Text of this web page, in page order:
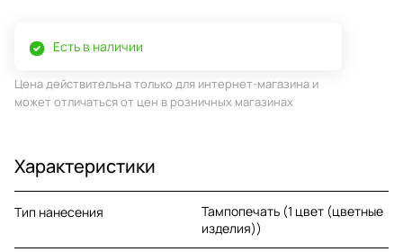
Есть в наличии
Цена действительна только для интернет-магазина и
может отличаться от цен в розничных магазинах
Характеристики
Тип нанесения
Тампопечать (1 цвет (цветные
изделия))